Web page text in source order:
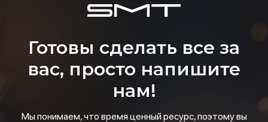
Готовы сделать все за
вас, просто напишите
нам!
Мы понимаем, что время ценный ресурс, поэтому вы